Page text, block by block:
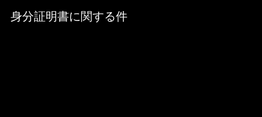
Media Viewer
身分証明書に関する件